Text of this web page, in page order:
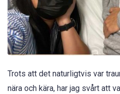
Trots att det naturligtvis var
nära och kära, har jag svårt att